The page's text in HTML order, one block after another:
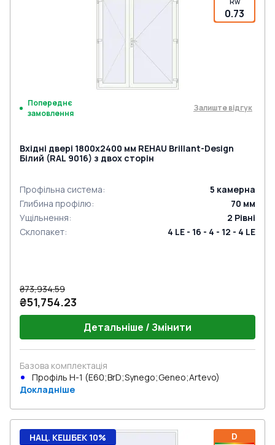
0.73
Попереднє
замовлення
Залиште відгук
Вхідні двері 1800x2400 мм REHAU Brillant-Design
Білий (RAL 9016) з двох сторін
Профільна система: 5 камерна
Глибина профілю: 70 мм
Ущільнення: 2 Рівні
Склопакет: 4 LE - 16 - 4 - 12 - 4 LE
₴73,934.59
₴51,754.23
Детальніше / Змінити
Базова комплектація
Профіль Н-1 (E60;BrD;Synego;Geneo;Artevo)
Докладніше
D
НАЦ. КЕШБЕК 10%